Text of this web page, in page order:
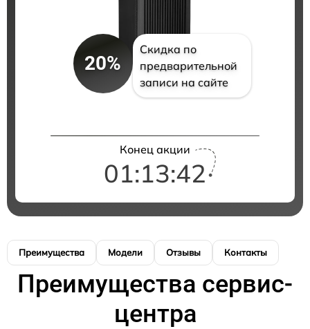
20%
Скидка по
предварительной
записи на сайте
Конец акции
01:13:42
Преимущества Модели Отзывы Контакты
Преимущества сервис-
центра